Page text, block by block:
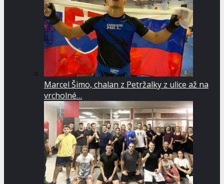
Marcel Šimo, chalan z Petržalky z ulice až na
vrcholné…